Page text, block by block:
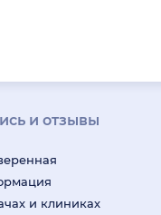
и отзывы
и клиниках